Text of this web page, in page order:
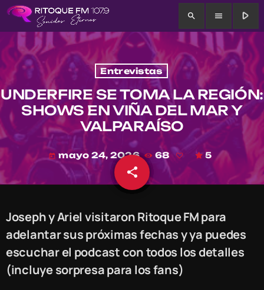
search menu play_arrow
Entrevistas
UNDERFIRE SE TOMA LA REGIÓN:
SHOWS EN VIÑA DEL MAR Y
VALPARAÍSO
today mayo 24, 2026 68 5
share
email
Joseph y Ariel visitaron Ritoque FM para
adelantar sus próximas fechas y ya puedes
escuchar el podcast con todos los detalles
(incluye sorpresa para los fans)